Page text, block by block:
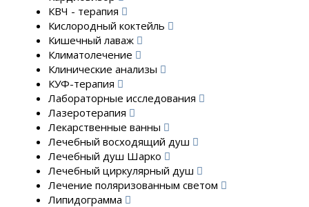
КВЧ - терапия
Кислородный коктейль
Кишечный лаваж
Климатолечение
Клинические анализы
КУФ-терапия
Лабораторные исследования
Лазеротерапия
Лекарственные ванны
Лечебный восходящий душ
Лечебный душ Шарко
Лечебный циркулярный душ
Лечение поляризованным светом
Липидограмма